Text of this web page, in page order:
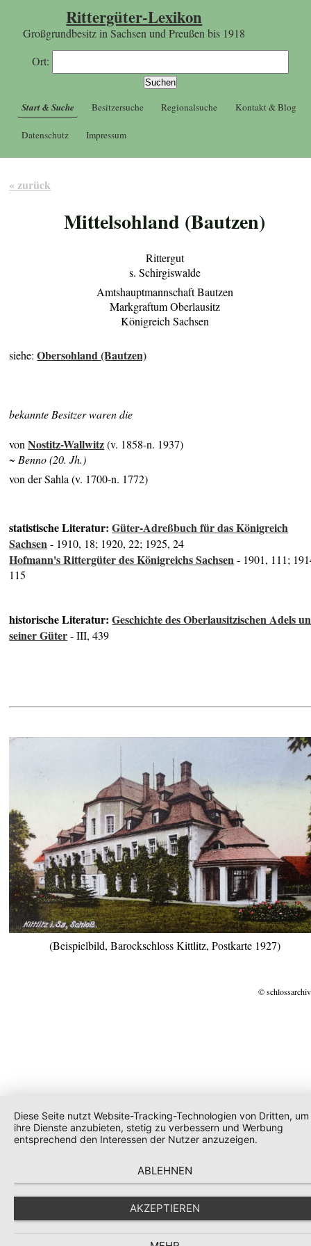
Rittergüter-Lexikon
Großgrundbesitz in Sachsen und Preußen bis 1918
Ort:
Start & Suche Besitzersuche Regionalsuche Kontakt & Blog
Datenschutz Impressum
« zurück
Mittelsohland (Bautzen)
Rittergut
s. Schirgiswalde
Amtshauptmannschaft Bautzen
Markgraftum Oberlausitz
Königreich Sachsen
siehe:Obersohland (Bautzen)
bekannte Besitzer waren die
vonNostitz-Wallwitz(v. 1858-n. 1937)
~ Benno (20. Jh.)
von der Sahla (v. 1700-n. 1772)
statistische Literatur:Güter-Adreßbuch für das Königreich
Sachsen- 1910, 18; 1920, 22; 1925, 24
Hofmann's Rittergüter des Königreichs Sachsen- 1901, 111;
115
historische Literatur:Geschichte des Oberlausitzischen Adels
seiner Güter- III, 439
(Beispielbild, Barockschloss Kittlitz, Postkarte 1927)
©
Diese Seite nutzt Website-Tracking-Technologien von Dritten, um
ihre Dienste anzubieten, stetig zu verbessern und Werbung
entsprechend den Interessen der Nutzer anzuzeigen.
ABLEHNEN
AKZEPTIEREN